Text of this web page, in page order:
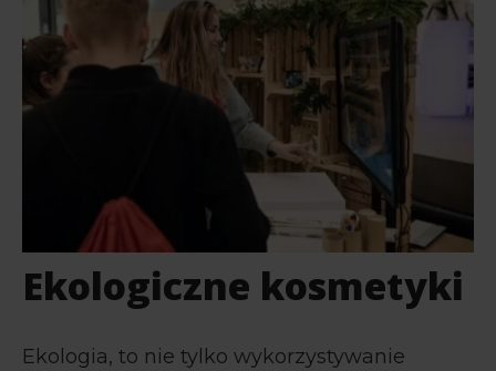
Ekologiczne kosmetyki
Ekologia, to nie tylko wykorzystywanie